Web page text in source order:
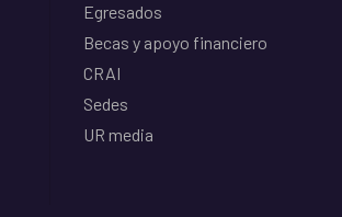
Egresados
Becas y apoyo financiero
CRAI
Sedes
UR media